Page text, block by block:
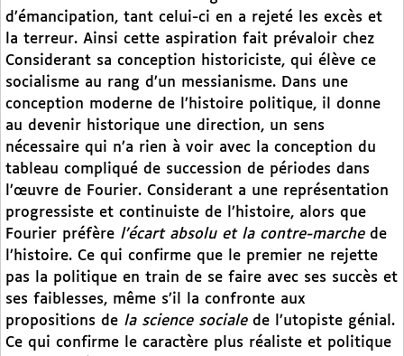
d’émancipation, tant celui-ci en a rejeté les excès et
la terreur. Ainsi cette aspiration fait prévaloir chez
Considerant sa conception historiciste, qui élève ce
socialisme au rang d’un messianisme. Dans une
conception moderne de l’histoire politique, il donne
au devenir historique une direction, un sens
nécessaire qui n’a rien à voir avec la conception du
tableau compliqué de succession de périodes dans
l’œuvre de Fourier. Considerant a une représentation
progressiste et continuiste de l’histoire, alors que
Fourier préfère l’écart absolu et la contre-marchede
l’histoire. Ce qui confirme que le premier ne rejette
pas la politique en train de se faire avec ses succès et
ses faiblesses, même s’il la confronte aux
propositions de la science socialede l’utopiste génial.
Ce qui confirme le caractère plus réaliste et politique